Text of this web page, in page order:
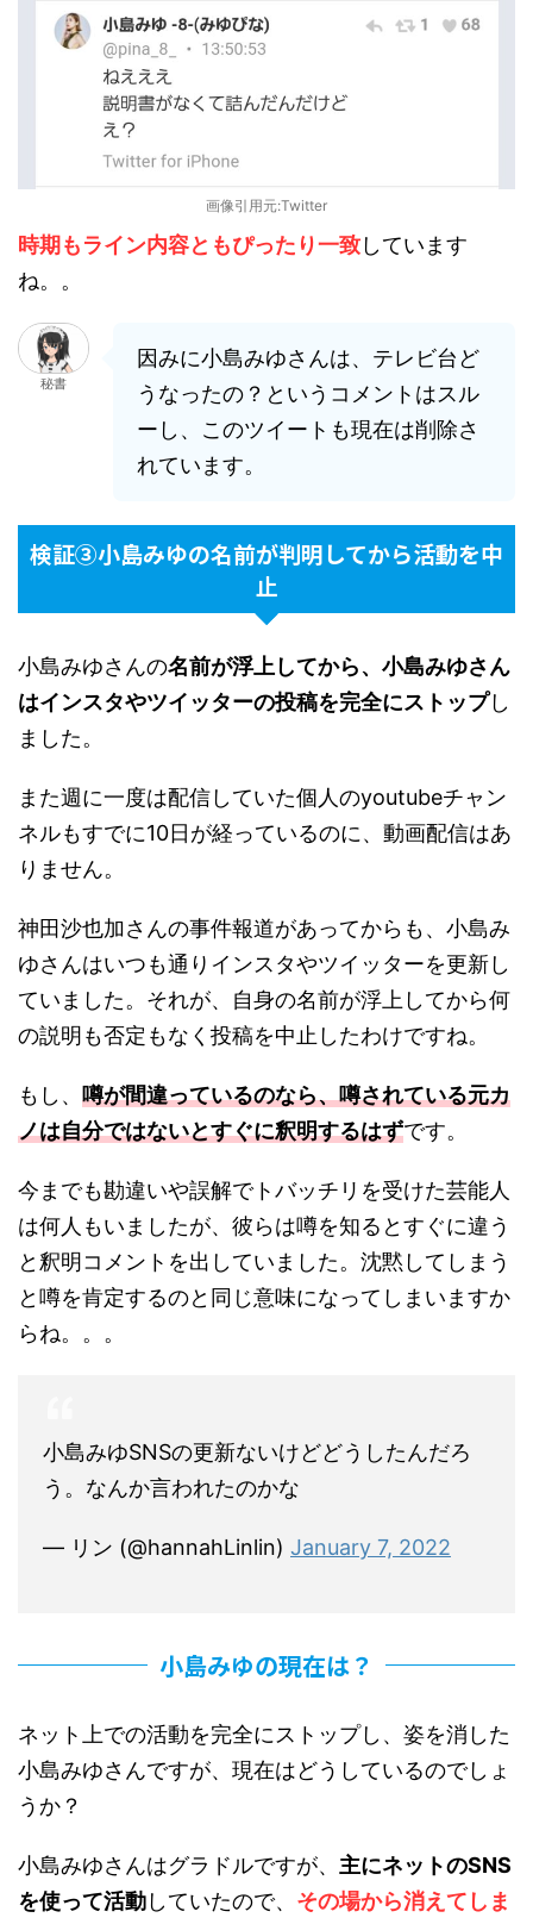
画像引用元:Twitter
時期もライン内容ともぴったり一致しています
ね。。
秘書
因みに小島みゆさんは、テレビ台ど
うなったの？というコメントはスル
ーし、このツイートも現在は削除さ
れています。
検証③小島みゆの名前が判明してから活動を中
止
小島みゆさんの名前が浮上してから、小島みゆさん
はインスタやツイッターの投稿を完全にストップし
ました。
また週に一度は配信していた個人のyoutubeチャン
ネルもすでに10日が経っているのに、動画配信はあ
りません。
神田沙也加さんの事件報道があってからも、小島み
ゆさんはいつも通りインスタやツイッターを更新し
ていました。それが、自身の名前が浮上してから何
の説明も否定もなく投稿を中止したわけですね。
もし、 噂が間違っているのなら、噂されている元カ
ノは自分ではないとすぐに釈明するはずです。
今までも勘違いや誤解でトバッチリを受けた芸能人
は何人もいましたが、彼らは噂を知るとすぐに違う
と釈明コメントを出していました。沈黙してしまう
と噂を肯定するのと同じ意味になってしまいますか
らね。。。
小島みゆSNSの更新ないけどどうしたんだろ
う。なんか言われたのかな
— リン (@hannahLinlin) January 7, 2022
小島みゆの現在は？
ネット上での活動を完全にストップし、姿を消した
小島みゆさんですが、現在はどうしているのでしょ
うか？
小島みゆさんはグラドルですが、 主にネットのSNS
を使って活動していたので、 その場から消えてしま